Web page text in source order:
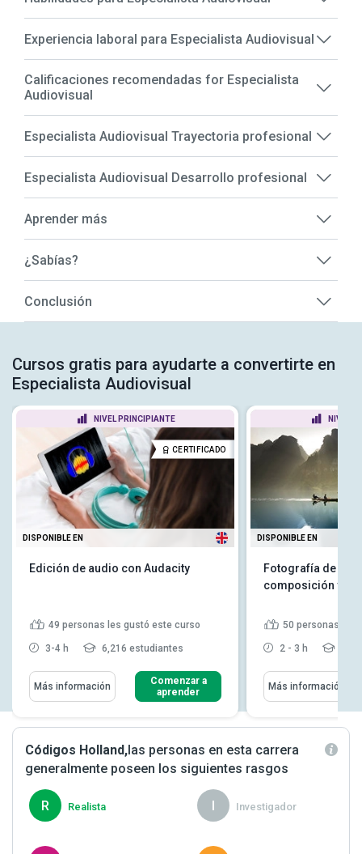
Experiencia laboral para Especialista Audiovisual
Calificaciones recomendadas for Especialista
Audiovisual
Especialista Audiovisual Trayectoria profesional
Especialista Audiovisual Desarrollo profesional
Aprender más
¿Sabías?
Conclusión
Cursos gratis para ayudarte a convertirte en
Especialista Audiovisual
NIVEL PRINCIPIANTE
CERTIFICADO
DISPONIBLE EN
Edición de audio con Audacity
49 personas les gustó este curso
3-4 h 6,216 estudiantes
Más información
Comenzar a
aprender
NIVEL
DISPONIBLE EN
Fotografía de
composición y
50 personas les
2 - 3 h
Más información
Códigos Holland, las personas en esta carrera
generalmente poseen los siguientes rasgos
R Realista Investigador